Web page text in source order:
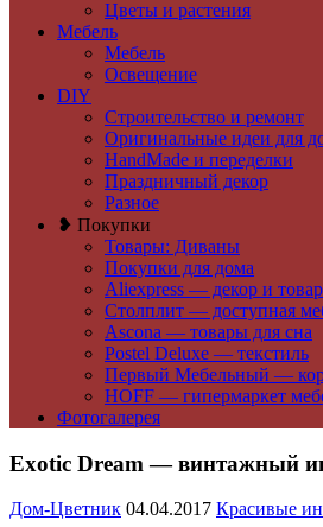
Цветы и растения
Мебель
Мебель
Освещение
DIY
Строительство и ремонт
Оригинальные идеи для
HandMade и переделки
Праздничный декор
Разное
❥ Покупки
Товары: Диваны
Покупки для дома
Aliexpress — декор и
Столплит — доступная
Ascona — товары для сна
Postel Deluxe — текстиль
Первый Мебельный —
HOFF — гипермаркет
Фотогалерея
Exotic Dream — винтажный
Дом-Цветник 04.04.2017 Красивые